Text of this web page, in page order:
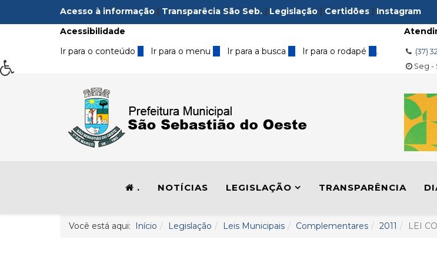
Acesso à informação | Transparêcia São Seb. | Legislação | Certidões | Instagram
Acessibilidade
Ir para o conteúdo 1 Ir para o menu 2 Ir para a busca3 Ir para o rodapé 4 . (37)
Seg -
. NOTÍCIAS LEGISLAÇÃO TRANSPARÊNCIA
Você está aqui: Início Legislação Leis Municipais Complementares 2011 LEI